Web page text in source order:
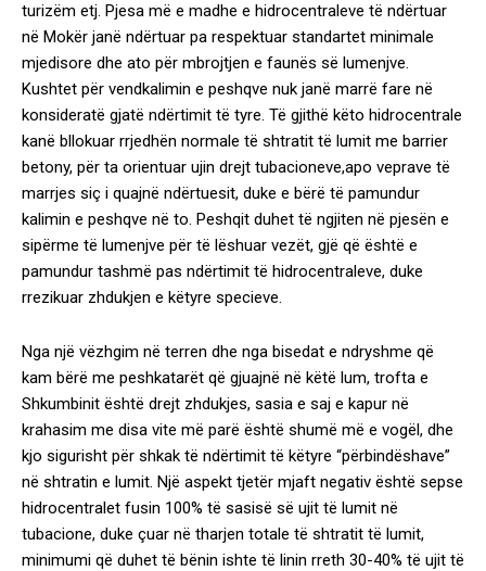
turizëm etj. Pjesa më e madhe e hidrocentraleve të ndërtuar
në Mokër janë ndërtuar pa respektuar standartet minimale
mjedisore dhe ato për mbrojtjen e faunës së lumenjve.
Kushtet për vendkalimin e peshqve nuk janë marrë fare në
konsideratë gjatë ndërtimit të tyre. Të gjithë këto hidrocentrale
kanë bllokuar rrjedhën normale të shtratit të lumit me barrier
betony, për ta orientuar ujin drejt tubacioneve,apo veprave të
marrjes siç i quajnë ndërtuesit, duke e bërë të pamundur
kalimin e peshqve në to. Peshqit duhet të ngjiten në pjesën e
sipërme të lumenjve për të lëshuar vezët, gjë që është e
pamundur tashmë pas ndërtimit të hidrocentraleve, duke
rrezikuar zhdukjen e këtyre specieve.
Nga një vëzhgim në terren dhe nga bisedat e ndryshme që
kam bërë me peshkatarët që gjuajnë në këtë lum, trofta e
Shkumbinit është drejt zhdukjes, sasia e saj e kapur në
krahasim me disa vite më parë është shumë më e vogël, dhe
kjo sigurisht për shkak të ndërtimit të këtyre “përbindëshave”
në shtratin e lumit. Një aspekt tjetër mjaft negativ është sepse
hidrocentralet fusin 100% të sasisë së ujit të lumit në
tubacione, duke çuar në tharjen totale të shtratit të lumit,
minimumi që duhet të bënin ishte të linin rreth 30-40% të ujit të